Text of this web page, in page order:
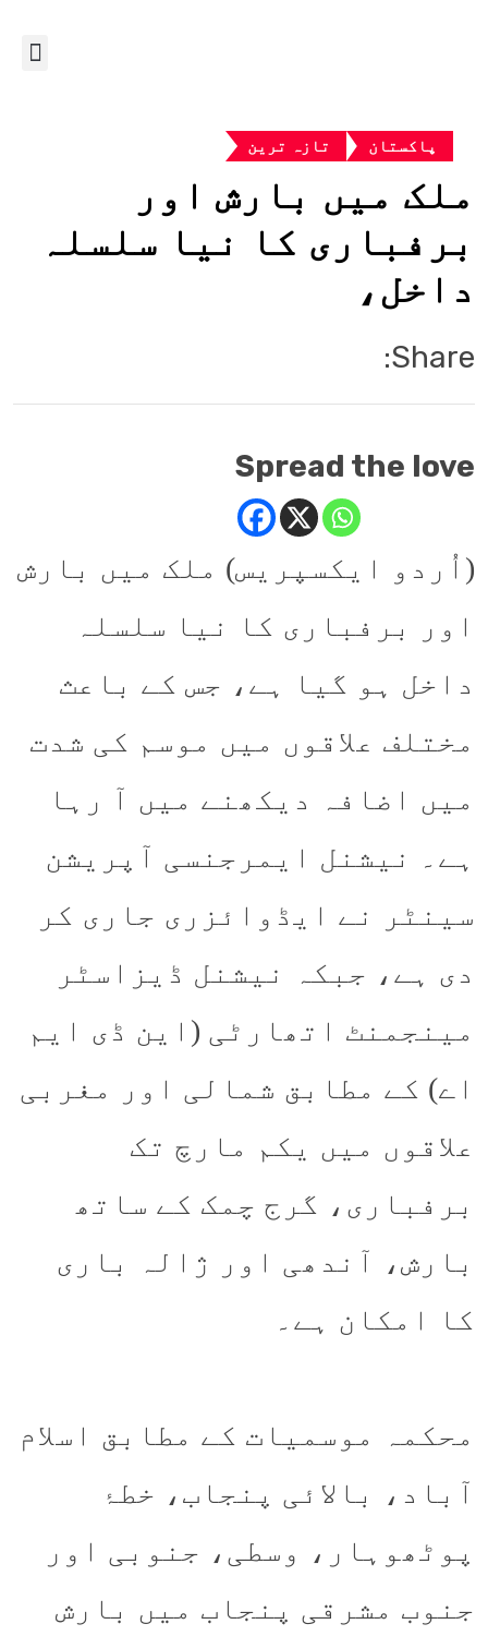
پاکستان تازہ ترین
ملک میں بارش اور
برفباری کا نیا سلسلہ
داخل،
Share:
Spread the love
(اُردو ایکسپریس) ملک میں بارش
اور برفباری کا نیا سلسلہ
داخل ہو گیا ہے، جس کے باعث
مختلف علاقوں میں موسم کی شدت
میں اضافہ دیکھنے میں آ رہا
ہے۔ نیشنل ایمرجنسی آپریشن
سینٹر نے ایڈوائزری جاری کر
دی ہے، جبکہ نیشنل ڈیزاسٹر
مینجمنٹ اتھارٹی (این ڈی ایم
اے) کے مطابق شمالی اور مغربی
علاقوں میں یکم مارچ تک
برفباری، گرج چمک کے ساتھ
بارش، آندھی اور ژالہ باری
کا امکان ہے۔
محکمہ موسمیات کے مطابق اسلام
آباد، بالائی پنجاب، خطۂ
پوٹھوہار، وسطی، جنوبی اور
جنوب مشرقی پنجاب میں بارش